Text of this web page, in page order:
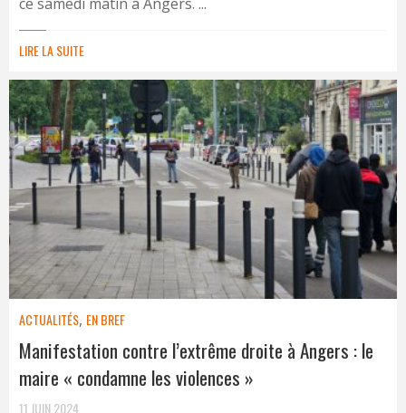
LIRE LA SUITE
ACTUALITÉS, EN BREF
Manifestation contre l’extrême droite à Angers : le
maire « condamne les violences »
11 JUIN 2024